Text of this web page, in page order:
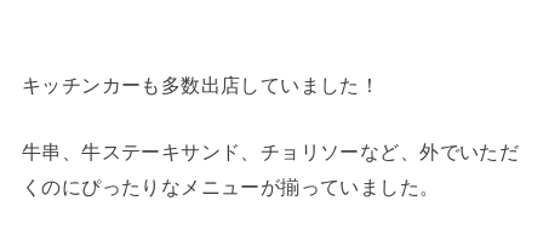
キッチンカーも多数出店していました！
牛串、牛ステーキサンド、チョリソーなど、外でいただ
くのにぴったりなメニューが揃っていました。